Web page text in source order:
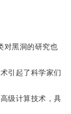
黑洞的研究也
引起了科学家们
级计算技术，具